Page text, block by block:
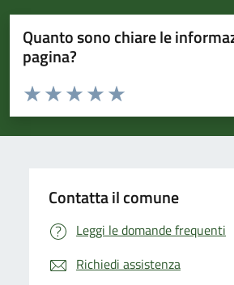
Quanto sono chiare le
pagina?
Valuta da 1 a 5 stelle la pagina
Valuta 5 stelle su 5
Valuta 4 stelle su 5
Valuta 3 stelle su 5
Valuta 2 stelle su 5
Valuta 1 stelle su 5
Contatta il comune
Leggi le domande frequenti
Richiedi assistenza